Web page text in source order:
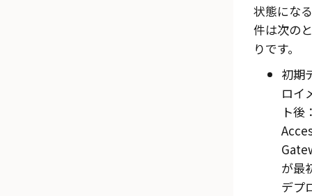
状態にな
件は次の
りです。
初期
ロイ
ト後
が最
デプ